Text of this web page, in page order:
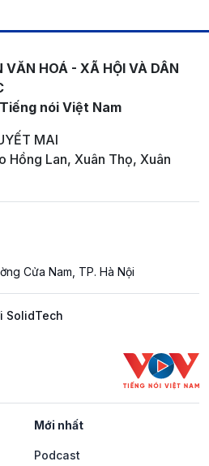
VĂN HOÁ - XÃ HỘI VÀ DÂN
nói Việt Nam
MAI
Hồng Lan, Xuân Thọ, Xuân
Cửa Nam, TP. Hà Nội
SolidTech
Mới nhất
Podcast